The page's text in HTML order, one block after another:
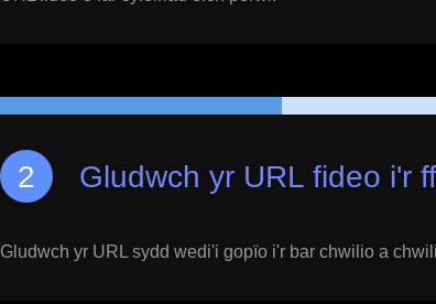
Gludwch yr URL fideo i'r
Gludwch yr URL sydd wedi'i gopïo i'r bar chwilio a